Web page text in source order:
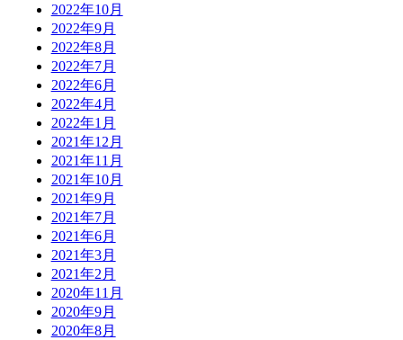
2022年10月
2022年9月
2022年8月
2022年7月
2022年6月
2022年4月
2022年1月
2021年12月
2021年11月
2021年10月
2021年9月
2021年7月
2021年6月
2021年3月
2021年2月
2020年11月
2020年9月
2020年8月